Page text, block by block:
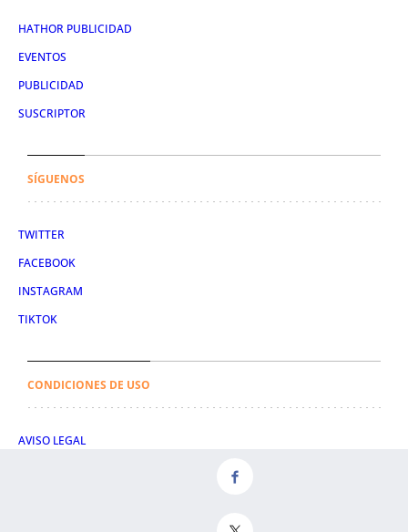
HATHOR PUBLICIDAD
EVENTOS
PUBLICIDAD
SUSCRIPTOR
SÍGUENOS
TWITTER
FACEBOOK
INSTAGRAM
TIKTOK
CONDICIONES DE USO
AVISO LEGAL